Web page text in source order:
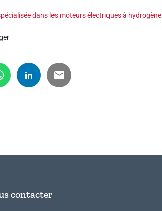
dans les moteurs électriques à hydrogène
contacter